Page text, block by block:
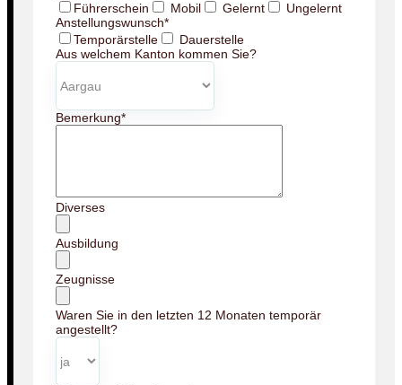
Führerschein
Mobil Gelernt
Ungelernt
Anstellungswunsch*
Temporärstelle
Dauerstelle
Aus welchem Kanton kommen Sie?
Bemerkung*
Diverses
Ausbildung
Zeugnisse
Waren Sie in den letzten 12 Monaten temporär
angestellt?